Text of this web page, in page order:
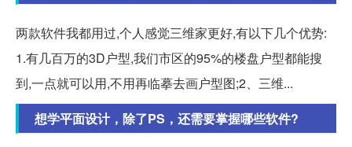
两款软件我都用过,个人感觉三维家更好,有以下几个优势:
1.有几百万的3D户型,我们市区的95%的楼盘户型都能搜
到,一点就可以用,不用再临摹去画户型图;2、三维...
想学平面设计，除了PS，还需要掌握哪些软件?